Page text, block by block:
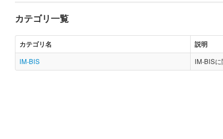
カテゴリ一覧
カテゴリ名
説明
IM-BIS
IM-BIS